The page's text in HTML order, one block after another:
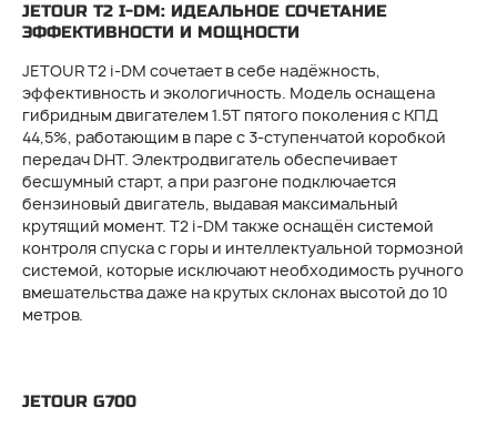
JETOUR T2 I-DM: ИДЕАЛЬНОЕ СОЧЕТАНИЕ
ЭФФЕКТИВНОСТИ И МОЩНОСТИ
JETOUR T2 i-DM сочетает в себе надёжность,
эффективность и экологичность. Модель оснащена
гибридным двигателем 1.5T пятого поколения с КПД
44,5%, работающим в паре с 3-ступенчатой ​​коробкой
передач DHT. Электродвигатель обеспечивает
бесшумный старт, а при разгоне подключается
бензиновый двигатель, выдавая максимальный
крутящий момент. T2 i-DM также оснащён системой
контроля спуска с горы и интеллектуальной тормозной
системой, которые исключают необходимость ручного
вмешательства даже на крутых склонах высотой до 10
метров.
JETOUR G700